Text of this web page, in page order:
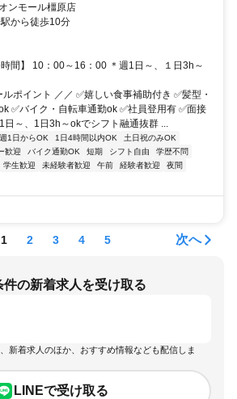
ンモール橿原店
から徒歩10分
間】 10：00～16：00 ＊週1日～、１日3h～
ポイント ／／ ✅嬉しい食事補助付き ✅髪型・
✅バイク・自転車通勤ok ✅社員登用有 ✅面接
日～、1日3h～okでシフト融通抜群 ...
週1日からOK 1日4時間以内OK
土日祝のみOK
歓迎 バイク通勤OK 短期 シフト自由
学歴不問
学生歓迎 未経験者歓迎 午前 経験者歓迎
夜間
1 2 3 4 5 次へ
件の新着求人を受け取る
新着求人のほか、おすすめ情報なども配信しま
LINEで受け取る